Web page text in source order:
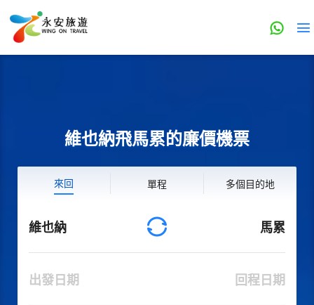
維也納飛馬累的廉價機票
來回 單程 多個目的地
維也納 馬累
出發日期 回程日期